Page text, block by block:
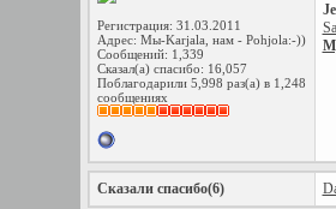
Регистрация: 31.03.2011
Адрес: Мы-Karjala, нам - Pohjola:-))
Сообщений: 1,339
Сказал(а) спасибо: 16,057
Поблагодарили 5,998 раз(а) в 1,248
сообщениях
Сказали спасибо(6)